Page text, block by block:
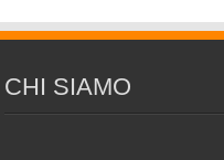
CHI SIAMO